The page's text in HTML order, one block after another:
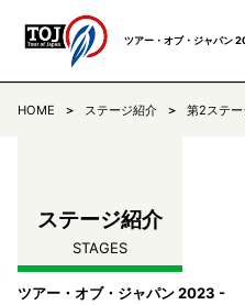
ツアー・オブ・ジャパン
ステージ紹介 STAGES
ニュース
HOME ステージ紹介 第2ステ
ステージ紹介
STAGES
ツアー・オブ・ジャパン 2023 -